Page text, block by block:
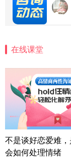
在线课堂
不是谈好恋爱难
会如何处理情绪